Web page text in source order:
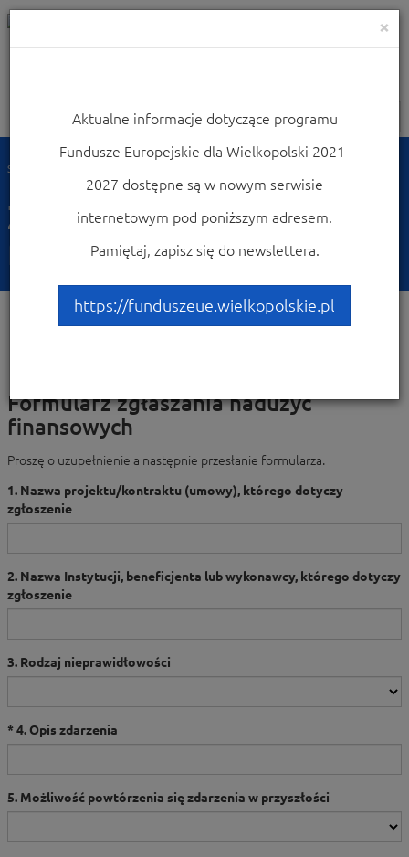
Nawigacja
Strona główna
Zgłaszanie nadużyć
finansowych
Formularz zgłaszania nadużyć
finansowych
Proszę o uzupełnienie a następnie przesłanie formularza.
1. Nazwa projektu/kontraktu (umowy), którego dotyczy
zgłoszenie
2. Nazwa Instytucji, beneficjenta lub wykonawcy, którego dotyczy
zgłoszenie
3. Rodzaj nieprawidłowości
4. Opis zdarzenia
5. Możliwość powtórzenia się zdarzenia w przyszłości
×
Aktualne informacje dotyczące programu
Fundusze Europejskie dla Wielkopolski 2021-
2027 dostępne są w nowym serwisie
internetowym pod poniższym adresem.
Pamiętaj, zapisz się do newslettera.
https://funduszeue.wielkopolskie.pl